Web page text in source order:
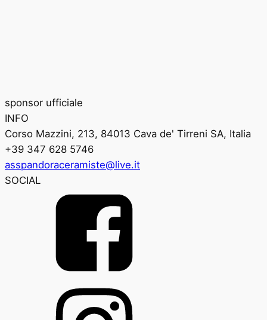
sponsor ufficiale
INFO
Corso Mazzini, 213, 84013 Cava de' Tirreni SA, Italia
+39 347 628 5746
asspandoraceramiste@live.it
SOCIAL